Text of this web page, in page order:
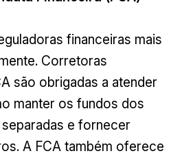
financeiras mais
Corretoras
são obrigadas a atender
manter os fundos dos
e fornecer
A FCA também oferece